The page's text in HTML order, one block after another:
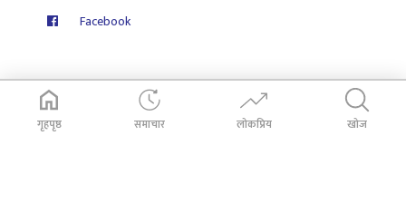
गृहपृष्ठ समाचार लोकप्रिय खोज
Facebook